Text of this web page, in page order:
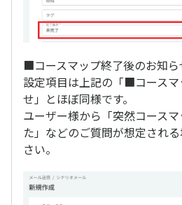
■コースマップ終了後のお知ら
設定項目は上記の「■コース
せ」とほぼ同様です。
ユーザー様から「突然コース
た」などのご質問が想定され
さい。